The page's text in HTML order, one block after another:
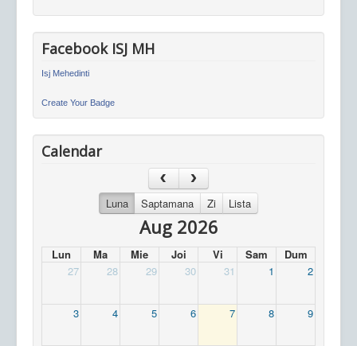
Facebook ISJ MH
Isj Mehedinti
Create Your Badge
Calendar
Luna Saptamana Zi Lista
Aug 2026
Lun Ma Mie Joi Vi Sam
Dum
27
28 29 30 31 1 2
3 4 5 6 7 8 9